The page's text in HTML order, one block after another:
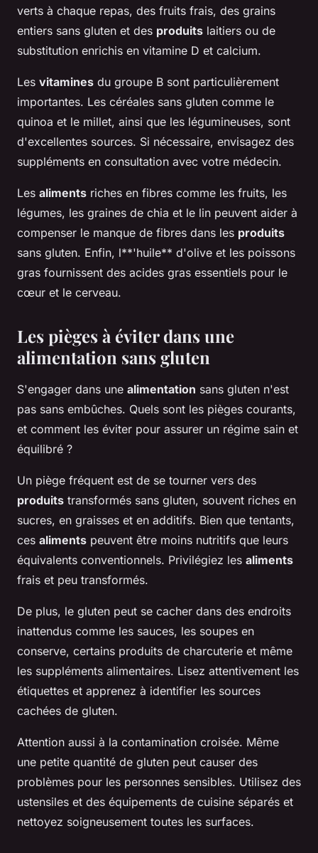
verts à chaque repas, des fruits frais, des grains
entiers sans gluten et des produits laitiers ou de
substitution enrichis en vitamine D et calcium.
Les vitamines du groupe B sont particulièrement
importantes. Les céréales sans gluten comme le
quinoa et le millet, ainsi que les légumineuses, sont
d'excellentes sources. Si nécessaire, envisagez des
suppléments en consultation avec votre médecin.
Les aliments riches en fibres comme les fruits, les
légumes, les graines de chia et le lin peuvent aider à
compenser le manque de fibres dans les produits
sans gluten. Enfin, l**'huile** d'olive et les poissons
gras fournissent des acides gras essentiels pour le
cœur et le cerveau.
Les pièges à éviter dans une
alimentation sans gluten
S'engager dans une alimentation sans gluten n'est
pas sans embûches. Quels sont les pièges courants,
et comment les éviter pour assurer un régime sain et
équilibré ?
Un piège fréquent est de se tourner vers des
produits transformés sans gluten, souvent riches en
sucres, en graisses et en additifs. Bien que tentants,
ces aliments peuvent être moins nutritifs que leurs
équivalents conventionnels. Privilégiez les aliments
frais et peu transformés.
De plus, le gluten peut se cacher dans des endroits
inattendus comme les sauces, les soupes en
conserve, certains produits de charcuterie et même
les suppléments alimentaires. Lisez attentivement les
étiquettes et apprenez à identifier les sources
cachées de gluten.
Attention aussi à la contamination croisée. Même
une petite quantité de gluten peut causer des
problèmes pour les personnes sensibles. Utilisez des
ustensiles et des équipements de cuisine séparés et
nettoyez soigneusement toutes les surfaces.